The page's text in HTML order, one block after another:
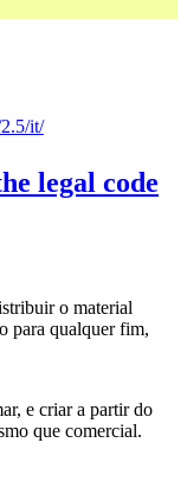
it/
legal code
o material
para qualquer fim,
e criar a partir do
que comercial.